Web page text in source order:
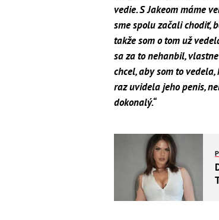
vedie. S Jakeom máme
sme spolu začali chodiť,
takže som o tom už
sa za to nehanbil,
chcel, aby som to
raz uvidela jeho penis,
dokonalý.“